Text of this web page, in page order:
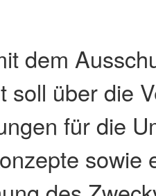
dem
soll über die
für die
sowie